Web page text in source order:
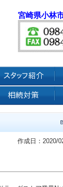
宮崎県小林
作成日：2020/